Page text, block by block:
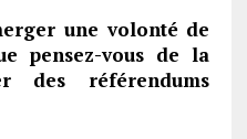
une volonté de
pensez-vous de la
des référendums